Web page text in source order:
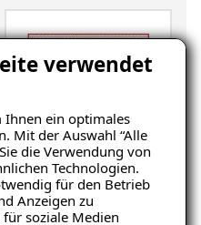
verwendet
Ihnen ein optimales
Mit der Auswahl “Alle
die Verwendung von
Technologien.
für den Betrieb
Anzeigen zu
soziale Medien
Wohnraum